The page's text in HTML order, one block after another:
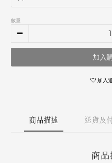
數量
加入
加入
商品描述 送貨及
商品